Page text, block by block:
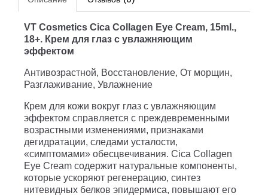
VT Cosmetics Cica Collagen Eye Cream, 15ml.,
18+. Крем для глаз с увлажняющим
эффектом
Антивозрастной, Восстановление, От морщин,
Разглаживание, Увлажнение
Крем для кожи вокруг глаз с увлажняющим
эффектом справляется с преждевременными
возрастными изменениями, признаками
дегидратации, следами усталости,
«симптомами» обесцвечивания. Cica Collagen
Eye Cream содержит натуральные компоненты,
которые ускоряют регенерацию, синтез
нитевидных белков эпидермиса, повышают его